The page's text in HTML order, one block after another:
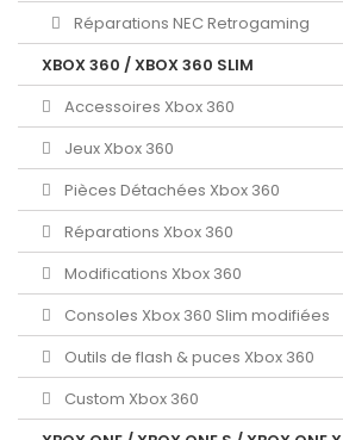
Réparations NEC Retrogaming
XBOX 360 / XBOX 360 SLIM
Accessoires Xbox 360
Jeux Xbox 360
Pièces Détachées Xbox 360
Réparations Xbox 360
Modifications Xbox 360
Consoles Xbox 360 Slim modifiées
Outils de flash & puces Xbox 360
Custom Xbox 360